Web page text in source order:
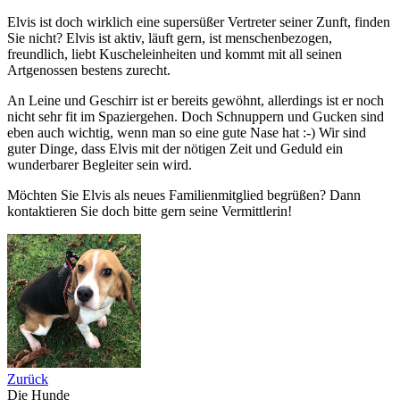
Elvis ist doch wirklich eine supersüßer Vertreter seiner Zunft, finden
Sie nicht? Elvis ist aktiv, läuft gern, ist menschenbezogen,
freundlich, liebt Kuscheleinheiten und kommt mit all seinen
Artgenossen bestens zurecht.
An Leine und Geschirr ist er bereits gewöhnt, allerdings ist er noch
nicht sehr fit im Spaziergehen. Doch Schnuppern und Gucken sind
eben auch wichtig, wenn man so eine gute Nase hat :-) Wir sind
guter Dinge, dass Elvis mit der nötigen Zeit und Geduld ein
wunderbarer Begleiter sein wird.
Möchten Sie Elvis als neues Familienmitglied begrüßen? Dann
kontaktieren Sie doch bitte gern seine Vermittlerin!
Zurück
Die Hunde